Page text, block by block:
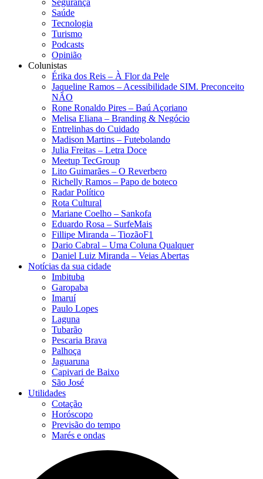
Saúde
Tecnologia
Turismo
Podcasts
Opinião
Colunistas
Érika dos Reis​ – À Flor da Pele
Jaqueline Ramos – Acessibilidade SIM. Preconceito
NÃO
Rone Ronaldo Pires – Baú Açoriano
Melisa Eliana – Branding & Negócio
Entrelinhas do Cuidado
Madison Martins – Futebolando
Julia Freitas​ – Letra Doce
Meetup TecGroup
Lito Guimarães – O Reverbero
Richelly Ramos​ – Papo de boteco
Radar Político
Rota Cultural
Mariane Coelho – Sankofa
Eduardo Rosa​ – SurfeMais
Fillipe Miranda – TiozãoF1
Dario Cabral – Uma Coluna Qualquer
Daniel Luiz Miranda – Veias Abertas
Notícias da sua cidade
Imbituba
Garopaba
Imaruí
Paulo Lopes
Laguna
Tubarão
Pescaria Brava
Palhoça
Jaguaruna
Capivari de Baixo
São José
Utilidades
Cotação
Horóscopo
Previsão do tempo
Marés e ondas